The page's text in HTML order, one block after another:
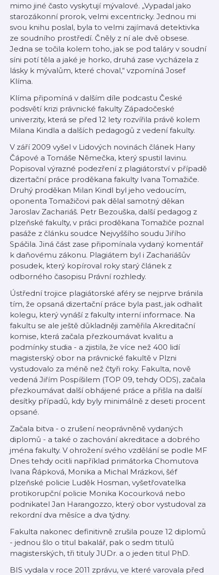
mimo jiné často vyskytují mývalové. „Vypadal jako
starozákonní prorok, velmi excentricky. Jednou mi
svou knihu poslal, byla to velmi zajímavá detektivka
ze soudního prostředí. Čněly z ní ale dvě obsese.
Jedna se točila kolem toho, jak se pod taláry v soudní
síni potí těla a jaké je horko, druhá zase vycházela z
lásky k mývalům, které choval,“ vzpomíná Josef
Klíma.
Klíma připomíná v dalším díle podcastu České
podsvětí krizi právnické fakulty Západočeské
univerzity, která se před 12 lety rozvířila právě kolem
Milana Kindla a dalších pedagogů z vedení fakulty.
V září 2009 vyšel v Lidových novinách článek Hany
Čápové a Tomáše Němečka, který spustil lavinu.
Popisoval výrazné podezření z plagiátorství v případě
dizertační práce proděkana fakulty Ivana Tomažiče.
Druhý proděkan Milan Kindl byl jeho vedoucím,
oponenta Tomažičovi pak dělal samotný děkan
Jaroslav Zachariáš. Petr Bezouška, další pedagog z
plzeňské fakulty, v práci proděkana Tomažiče poznal
pasáže z článku soudce Nejvyššího soudu Jiřího
Spáčila. Jiná část zase připomínala vydaný komentář
k daňovému zákonu. Plagiátem byl i Zachariášův
posudek, který kopíroval roky starý článek z
odborného časopisu Právní rozhledy.
Ústřední trojice plagiátorské aféry se nejprve bránila
tím, že opsaná dizertační práce byla past, jak odhalit
kolegu, který vynáší z fakulty interní informace. Na
fakultu se ale ještě důkladněji zaměřila Akreditační
komise, která začala přezkoumávat kvalitu a
podmínky studia - a zjistila, že více než 400 lidí
magisterský obor na právnické fakultě v Plzni
vystudovalo za méně než čtyři roky. Fakulta, nově
vedená Jiřím Pospíšilem (TOP 09, tehdy ODS), začala
přezkoumávat další obhájené práce a přišla na další
desítky případů, kdy byly minimálně z deseti procent
opsané.
Začala bitva - o zrušení neoprávněně vydaných
diplomů - a také o zachování akreditace a dobrého
jména fakulty. V ohrožení svého vzdělání se podle MF
Dnes tehdy ocitli například primátorka Chomutova
Ivana Řápková, Monika a Michal Mrázkovi, šéf
plzeňské policie Luděk Hosman, vyšetřovatelka
protikorupční policie Monika Kocourková nebo
podnikatel Jan Harangozzo, který obor vystudoval za
rekordní dva měsíce a dva týdny.
Fakulta nakonec definitivně zrušila pouze 12 diplomů
- jednou šlo o titul bakalář, pak o sedm titulů
magisterských, tři tituly JUDr. a o jeden titul PhD.
BIS vydala v roce 2011 zprávu, ve které varovala před